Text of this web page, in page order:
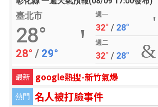
臺北市
28°
28° / 29°
週一
32° / 28°
週二
32° / 28°
最新 google熱搜-新竹氣爆
熱門 名人被打臉事件